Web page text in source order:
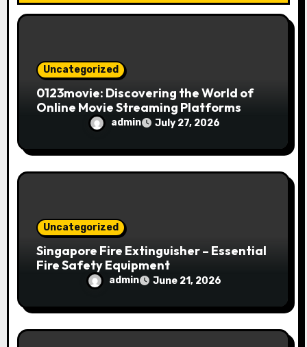
Uncategorized
0123movie: Discovering the World of
Online Movie Streaming Platforms
admin July 27, 2026
Uncategorized
Singapore Fire Extinguisher – Essential
Fire Safety Equipment
admin June 21, 2026